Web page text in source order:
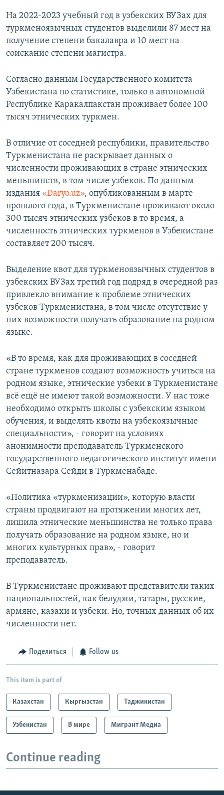
На 2022-2023 учебный год в узбекских ВУЗах для
туркменоязычных студентов выделили 87 мест на
получение степени бакалавра и 10 мест на
соискание степени магистра.
Согласно данным Государственного комитета
Узбекистана по статистике, только в автономной
Республике Каракалпакстан проживает более 100
тысяч этнических туркмен.
В отличие от соседней республики, правительство
Туркменистана не раскрывает данных о
численности проживающих в стране этнических
меньшинств, в том числе узбеков. По данным
издания «Daryo.uz», опубликованным в марте
прошлого года, в Туркменистане проживают около
300 тысяч этнических узбеков в то время, а
численность этнических туркменов в Узбекистане
составляет 200 тысяч.
Выделение квот для туркменоязычных студентов в
узбекских ВУЗах третий год подряд в очередной раз
привлекло внимание к проблеме этнических
узбеков Туркменистана, в том числе отсутствие у
них возможности получать образование на родном
языке.
«В то время, как для проживающих в соседней
стране туркменов создают возможность учиться на
родном языке, этнические узбеки в Туркменистане
всё ещё не имеют такой возможности. У нас тоже
необходимо открыть школы с узбекским языком
обучения, и выделять квоты на узбекоязычные
специальности», - говорит на условиях
анонимности преподаватель Туркменского
государственного педагогического институт имени
Сейитназара Сейди в Туркменабаде.
«Политика «туркменизации», которую власти
страны продвигают на протяжении многих лет,
лишила этнические меньшинства не только права
получать образование на родном языке, но и
многих культурных прав», - говорит
преподаватель.
В Туркменистане проживают представители таких
национальностей, как белуджи, татары, русские,
армяне, казахи и узбеки. Но, точных данных об их
численности нет.
Поделиться Follow us
This item is part of
Казахстан Кыргызстан Таджикистан
Узбекистан В мире Мигрант Медиа
Continue reading